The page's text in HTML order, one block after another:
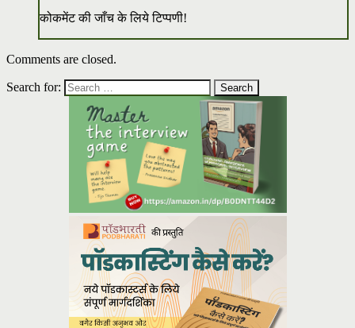
कोकमेंट की जाँच के लिये टिप्पणी!
Comments are closed.
Search for: